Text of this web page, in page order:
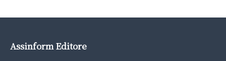
Assinform Editore